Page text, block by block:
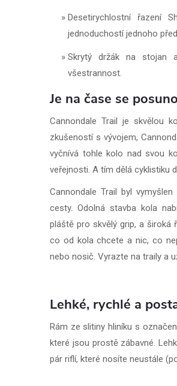
Desetirychlostní řazení
jednoduchostí jednoho
Skrytý držák na stojan
všestrannost.
Je na čase se
Cannondale Trail je skvělou
zkušeností s vývojem,
vyčnívá tohle kolo nad svou
veřejnosti. A tím dělá cyklistiku
Cannondale Trail byl
cesty. Odolná stavba kola
pláště pro skvělý grip, a široká
co od kola chcete a nic, co
nebo nosič. Vyrazte na traily a
Lehké, rychlé a
Rám ze slitiny hliníku s
které jsou prostě zábavné.
pár riflí, které nosíte neustále